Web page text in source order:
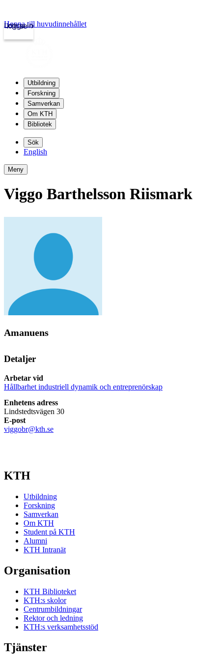
kth.se
Logga in
Hoppa till huvudinnehållet
Utbildning
Forskning
Samverkan
Om KTH
Bibliotek
Sök
English
Meny
Viggo Barthelsson Riismark
Amanuens
Detaljer
Arbetar vid
Hållbarhet industriell dynamik och entreprenörskap
Enhetens adress
Lindstedtsvägen 30
E-post
viggobr@kth.se
KTH
Utbildning
Forskning
Samverkan
Om KTH
Student på KTH
Alumni
KTH Intranät
Organisation
KTH Biblioteket
KTH:s skolor
Centrumbildningar
Rektor och ledning
KTH:s verksamhetsstöd
Tjänster